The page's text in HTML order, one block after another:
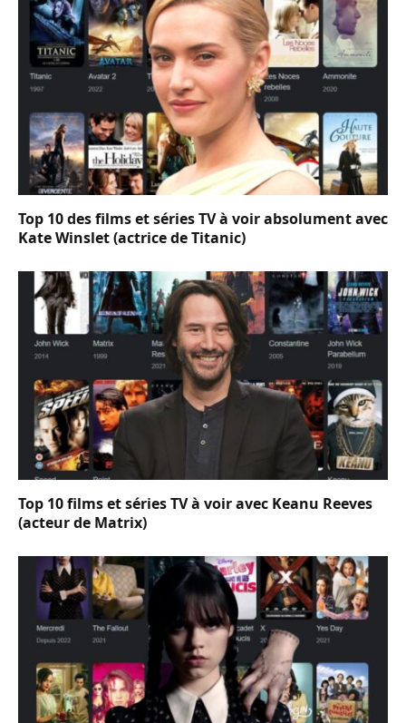
Top 10 des films et séries TV à voir absolument avec
Kate Winslet (actrice de Titanic)
Top 10 films et séries TV à voir avec Keanu Reeves
(acteur de Matrix)